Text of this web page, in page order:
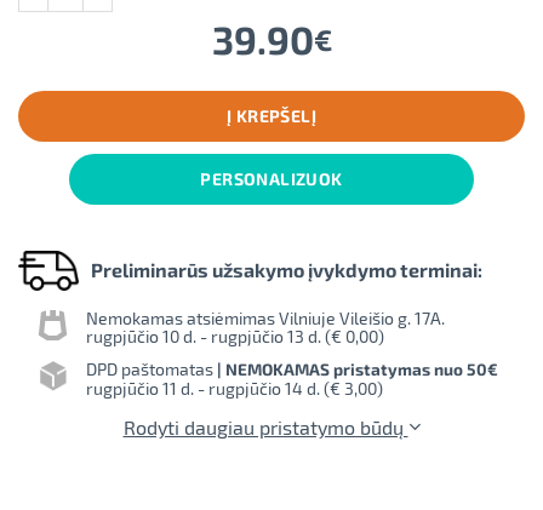
39.90€
Į KREPŠELĮ
PERSONALIZUOK
Preliminarūs užsakymo įvykdymo terminai:
Nemokamas atsiėmimas Vilniuje Vileišio g. 17A.
rugpjūčio 10 d. - rugpjūčio 13 d. (€ 0,00)
DPD paštomatas | NEMOKAMAS pristatymas nuo 50€
rugpjūčio 11 d. - rugpjūčio 14 d. (€ 3,00)
Rodyti daugiau pristatymo būdų